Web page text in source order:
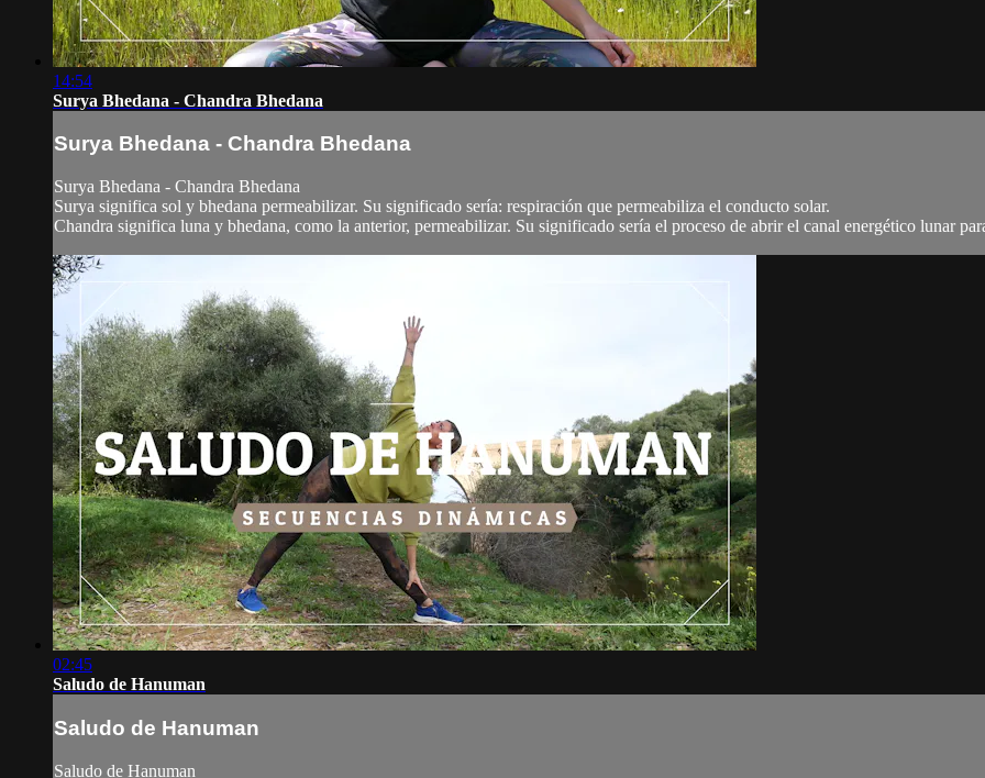
14:54
Surya Bhedana - Chandra Bhedana
Surya Bhedana - Chandra Bhedana
Surya Bhedana - Chandra Bhedana
Surya significa sol y bhedana permeabilizar. Su significado sería: respiración que permeabiliza el conducto solar.
Chandra significa luna y bhedana, como la anterior, permeabilizar. Su significado sería el proceso de abrir el canal energético lunar
02:45
Saludo de Hanuman
Saludo de Hanuman
Saludo de Hanuman